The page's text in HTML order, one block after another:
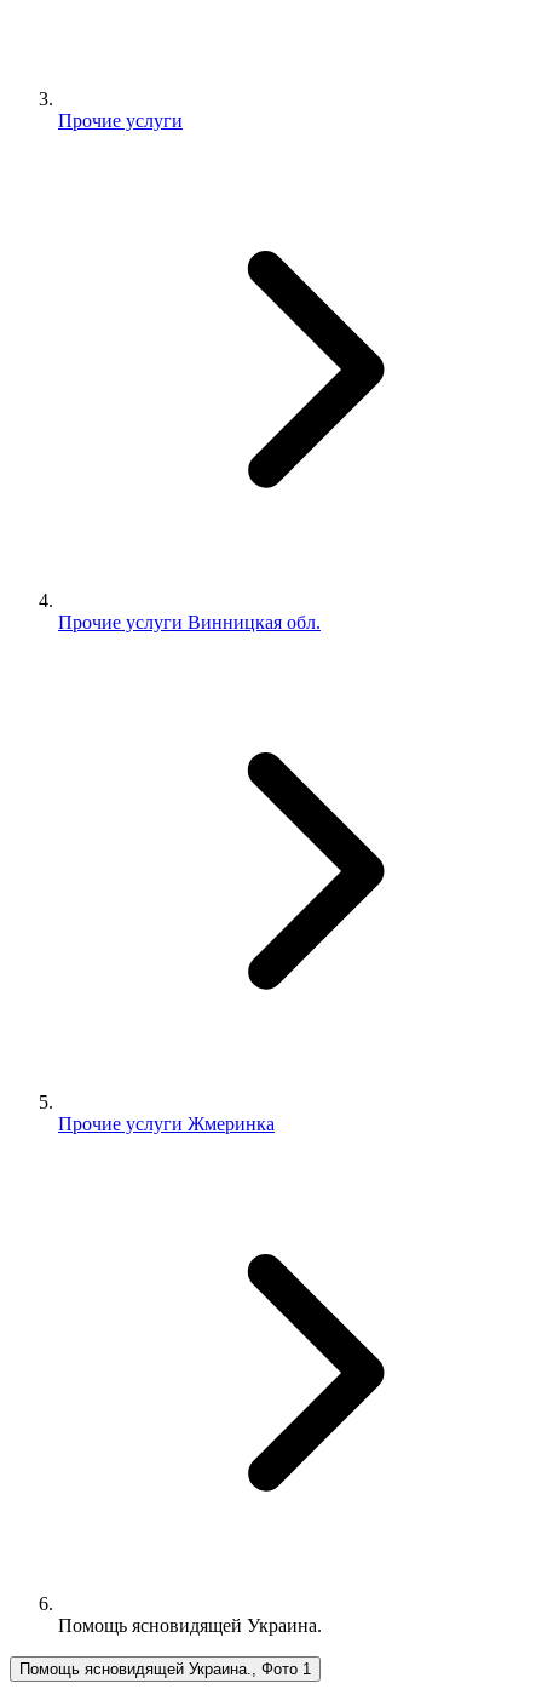
Прочие услуги
Прочие услуги Винницкая обл.
Прочие услуги Жмеринка
Помощь ясновидящей Украина.
Помощь ясновидящей Украина., Фото 1